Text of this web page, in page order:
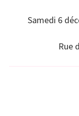
Samedi 6
Rue